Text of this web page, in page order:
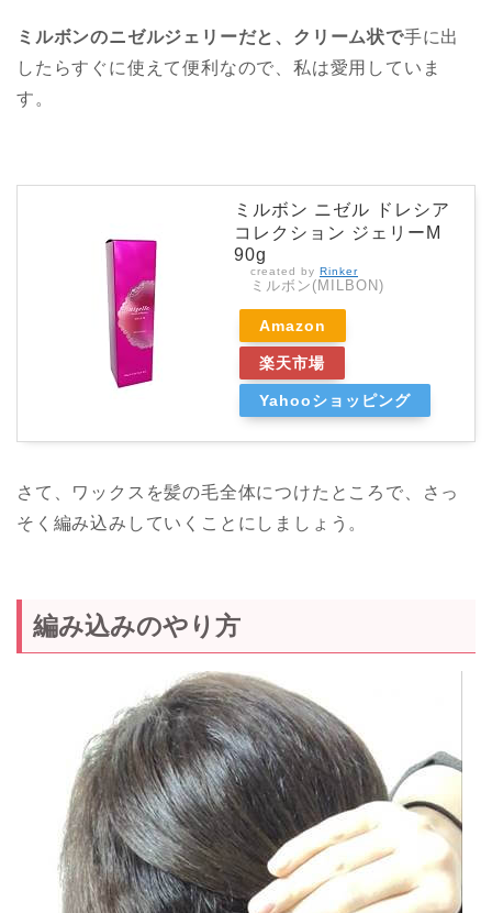
ミルボンのニゼルジェリーだと、クリーム状で手に出
したらすぐに使えて便利なので、私は愛用していま
す。
ミルボン ニゼル ドレシア
コレクション ジェリーM
90g
created by Rinker
ミルボン(MILBON)
Amazon
楽天市場
Yahooショッピング
さて、ワックスを髪の毛全体につけたところで、さっ
そく編み込みしていくことにしましょう。
編み込みのやり方